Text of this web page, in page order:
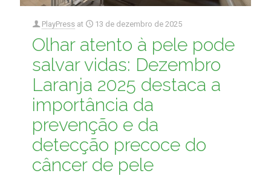
PlayPress at 13 de dezembro de 2025
Olhar atento à pele pode
salvar vidas: Dezembro
Laranja 2025 destaca a
importância da
prevenção e da
detecção precoce do
câncer de pele